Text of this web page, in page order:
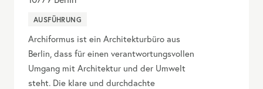
AUSFÜHRUNG
Archiformus ist ein Architekturbüro aus
Berlin, dass für einen verantwortungsvollen
Umgang mit Architektur und der Umwelt
steht. Die klare und durchdachte